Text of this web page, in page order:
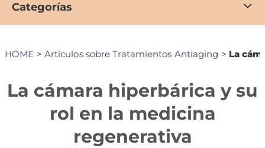
Categorías
HOME > Artículos sobre Tratamientos Antiaging > La
La cámara hiperbárica y su
rol en la medicina
regenerativa